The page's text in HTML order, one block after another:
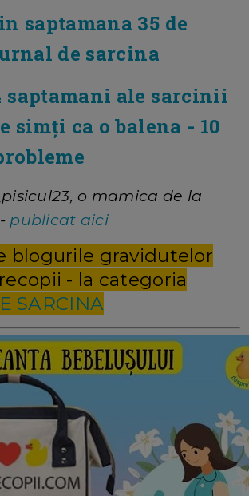
saptamana 35 de
de sarcina
saptamani ale sarcinii
simți ca o balena - 10
o mamica de la
publicat aici
blogurile gravidutelor
- la categoria
SARCINA